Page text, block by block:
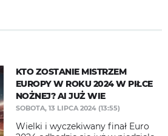
KTO ZOSTANIE MISTRZEM
EUROPY W ROKU 2024 W PIŁCE
NOŻNEJ? AI JUŻ WIE
SOBOTA, 13 LIPCA 2024 (13:55)
Wielki i wyczekiwany finał Euro